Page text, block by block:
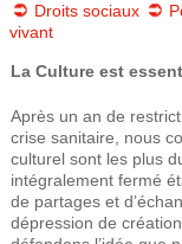
Droits sociaux
vivant
La Culture est
Après un an de
crise sanitaire, nous
culturel sont les plus
intégralement fermé
de partages et
dépression de